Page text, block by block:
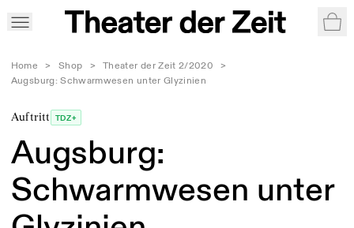
Home > Shop > Theater der Zeit 2/2020
>
Augsburg: Schwarmwesen unter Glyzinien
Auftritt TDZ+
Augsburg:
Schwarmwesen unter